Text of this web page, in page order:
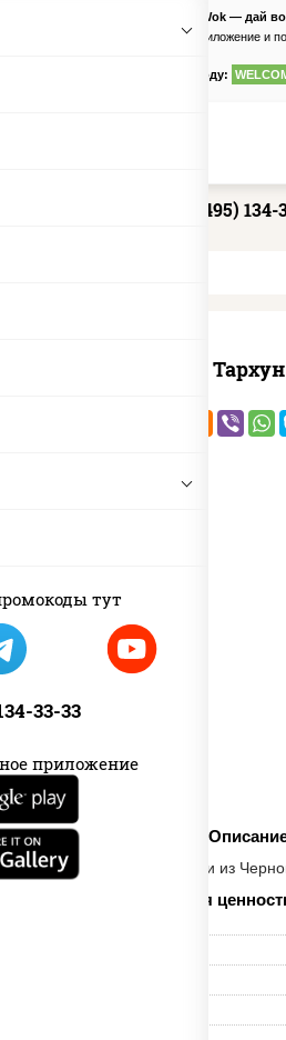
тут
33-33
приложение
PizzaSushiWok — дай
Скачайте приложение и
по промокоду:
+7 (495)
Тархун
Напитки из
Пищевая